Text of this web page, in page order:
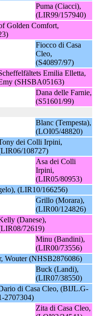
Puma (Ciacci),
(LIR99/157940)
Golden Comfort,
Fiocco di Casa
Cleo,
(S40897/97)
Emilia Elletta,
(SHSBA05163)
Dana delle Farnie,
(S51601/99)
Blanc (Tempesta),
(LOI05/48820)
dei Colli Irpini,
108727)
Asa dei Colli
Irpini,
(LIR05/80953)
(LIR10/166256)
Grillo (Morara),
(LIR00/124826)
(Danese),
72619)
Minu (Bandini),
(LIR00/73556)
Wouter (NHSB2876086)
Buck (Landi),
(LIR07/38550)
di Casa Cleo, (BIJL.G-
2707304)
Zita di Casa Cleo,